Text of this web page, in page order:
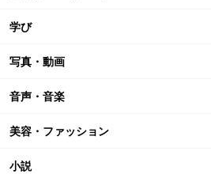
学び
写真・動画
音声・音楽
美容・ファッション
小説